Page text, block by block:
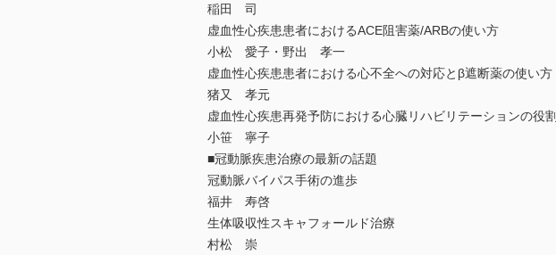
稲田 司
虚血性心疾患患者におけるACE阻害薬/ARBの使い方
小松 愛子・野出 孝一
虚血性心疾患患者における心不全への対応とβ遮断薬の使い方
猪又 孝元
虚血性心疾患再発予防における心臓リハビリテーションの役割
小笹 寧子
■冠動脈疾患治療の最新の話題
冠動脈バイパス手術の進歩
福井 寿啓
生体吸収性スキャフォールド治療
村松 崇